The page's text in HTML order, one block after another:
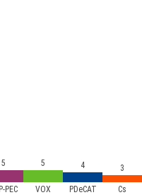
PEC VOX PDeCAT Cs
5 5 4 3